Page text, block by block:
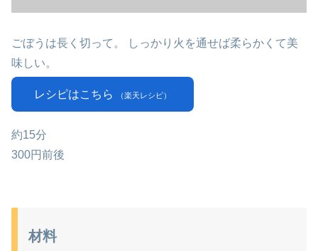
ごぼうは長く切って。 しっかり火を通せば柔らかくて美
味しい。
レシピはこちら （楽天レシピ）
約15分
300円前後
材料